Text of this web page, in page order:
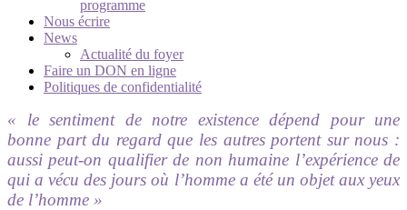
programme
Nous écrire
News
Actualité du foyer
Faire un DON en ligne
Politiques de confidentialité
« le sentiment de notre existence dépend pour une
bonne part du regard que les autres portent sur nous :
aussi peut-on qualifier de non humaine l’expérience de
qui a vécu des jours où l’homme a été un objet aux yeux
de l’homme »